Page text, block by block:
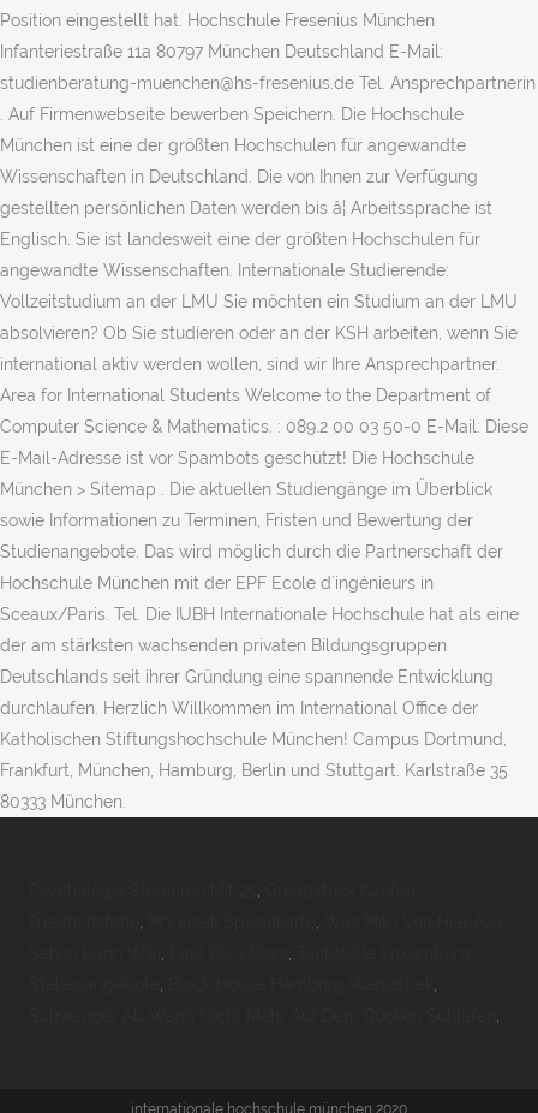
Position eingestellt hat. Hochschule Fresenius München
Infanteriestraße 11a 80797 München Deutschland E-Mail:
studienberatung-muenchen@hs-fresenius.de Tel. Ansprechpartnerin
. Auf Firmenwebseite bewerben Speichern. Die Hochschule
München ist eine der größten Hochschulen für angewandte
Wissenschaften in Deutschland. Die von Ihnen zur Verfügung
gestellten persönlichen Daten werden bis â¦ Arbeitssprache ist
Englisch. Sie ist landesweit eine der größten Hochschulen für
angewandte Wissenschaften. Internationale Studierende:
Vollzeitstudium an der LMU Sie möchten ein Studium an der LMU
absolvieren? Ob Sie studieren oder an der KSH arbeiten, wenn Sie
international aktiv werden wollen, sind wir Ihre Ansprechpartner.
Area for International Students Welcome to the Department of
Computer Science & Mathematics. : 089.2 00 03 50-0 E-Mail: Diese
E-Mail-Adresse ist vor Spambots geschützt! Die Hochschule
München > Sitemap . Die aktuellen Studiengänge im Überblick
sowie Informationen zu Terminen, Fristen und Bewertung der
Studienangebote. Das wird möglich durch die Partnerschaft der
Hochschule München mit der EPF Ecole d´ingénieurs in
Sceaux/Paris. Tel. Die IUBH Internationale Hochschule hat als eine
der am stärksten wachsenden privaten Bildungsgruppen
Deutschlands seit ihrer Gründung eine spannende Entwicklung
durchlaufen. Herzlich Willkommen im International Office der
Katholischen Stiftungshochschule München! Campus Dortmund,
Frankfurt, München, Hamburg, Berlin und Stuttgart. Karlstraße 35
80333 München.
internationale hochschule münchen 2020